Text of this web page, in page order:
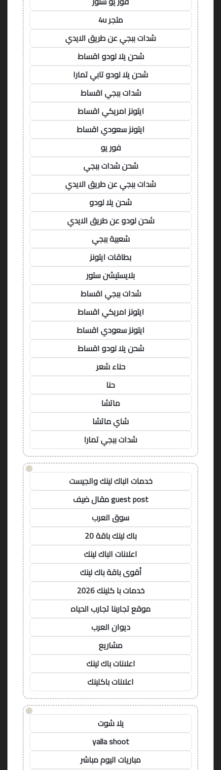
متجر 4u
شدات ببجي عن طريق الايدي
شحن يلا لودو اقساط
شحن يلا لودو تابي تمارا
شدات ببجي اقساط
ايتونز امريكي اقساط
ايتونز سعودي اقساط
فور يو
شحن شدات ببجي
شدات ببجي عن طريق الايدي
شحن يلا لودو
شحن لودو عن طريق الايدي
شعبية ببجي
بطاقات ايتونز
بلايستيشن ستور
شدات ببجي اقساط
ايتونز امريكي اقساط
ايتونز سعودي اقساط
شحن يلا لودو اقساط
حناء شعر
حنا
ماتشا
شاي ماتشا
شدات ببجي تمارا
!
خدمات الباك لينك والجيست
guest post مقال ضيف
سوق العرب
باك لينك باقة 20
اعلانات الباك لينك
أقوى باقة باك لينك
خدمات با كلينك 2026
موقع تجاربنا تجارب الحياه
ديوان العرب
مشاريع
اعلانات باك لينك
اعلانات باكلينك
!
يلا شوت
yalla shoot
مباريات اليوم مباشر